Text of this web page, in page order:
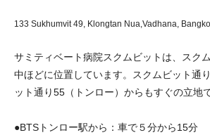
133 Sukhumvit 49, Klongtan Nua,Vadhana,
サミティベート病院スクムビットは、スク
中ほどに位置しています。スクムビット通
ット通り55（トンロー）からもすぐの立地で
●BTSトンロー駅から：車で５分から15分